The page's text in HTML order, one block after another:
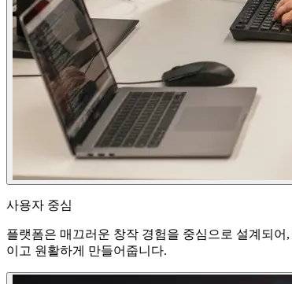
사용자 중심
플랫폼은 매끄러운 창작 경험을 중심으로 설계되
이고 원활하게 만들어줍니다.